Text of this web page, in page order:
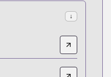
↓
d1a9fdeb-f713-407f-